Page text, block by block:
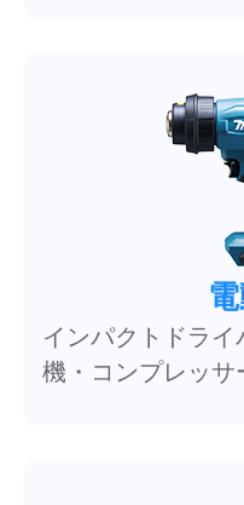
インパクトドラ
機・コンプレッ